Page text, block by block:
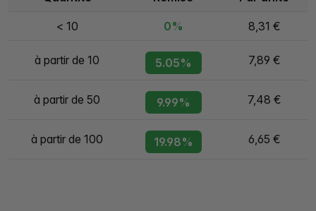
< 10 0% 8,31 €
à partir de 10 5.05% 7,89 €
à partir de 50 9.99% 7,48 €
à partir de 100 19.98% 6,65 €